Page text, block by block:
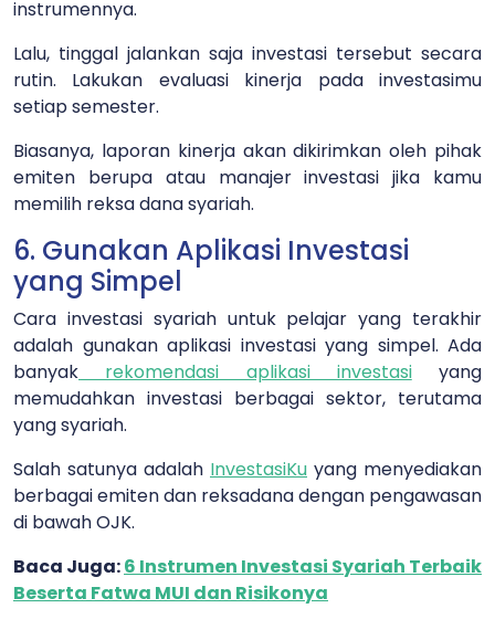
instrumennya.
Lalu, tinggal jalankan saja investasi tersebut secara
rutin. Lakukan evaluasi kinerja pada investasimu
setiap semester.
Biasanya, laporan kinerja akan dikirimkan oleh pihak
emiten berupa atau manajer investasi jika kamu
memilih reksa dana syariah.
6. Gunakan Aplikasi Investasi
yang Simpel
Cara investasi syariah untuk pelajar yang terakhir
adalah gunakan aplikasi investasi yang simpel. Ada
banyak rekomendasi aplikasi investasiyang
memudahkan investasi berbagai sektor, terutama
yang syariah.
Salah satunya adalah InvestasiKu yang menyediakan
berbagai emiten dan reksadana dengan pengawasan
di bawah OJK.
Baca Juga:6 Instrumen Investasi Syariah Terbaik
Beserta Fatwa MUI dan Risikonya